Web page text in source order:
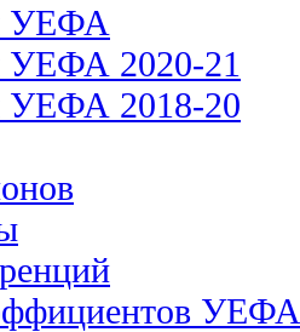
УЕФА
УЕФА 2020-21
УЕФА 2018-20
УЕФА